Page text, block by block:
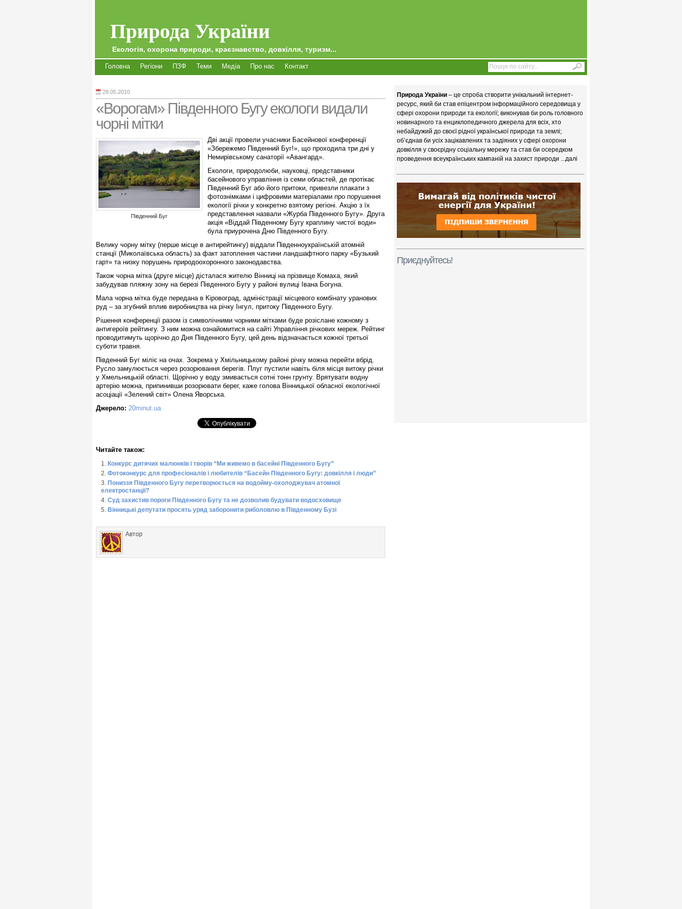
Природа України
Екологія, охорона природи, краєзнавство, довкілля, туризм...
Головна Регіони ПЗФ Теми Медіа Про нас Контакт
28.05.2010
«Ворогам» Південного Бугу екологи видали
чорні мітки
Південний Буг
Дві акції провели учасники Басейнової конференції
«Збережемо Південний Буг!», що проходила три дні у
Немирівському санаторії «Авангард».
Екологи, природолюби, науковці, представники
басейнового управління із семи областей, де протікає
Південний Буг або його притоки, привезли плакати з
фотознімками і цифровими матеріалами про порушення
екології річки у конкретно взятому регіоні. Акцію з їх
представлення назвали «Журба Південного Бугу». Друга
акція «Віддай Південному Бугу краплину чистої води»
була приурочена Дню Південного Бугу.
Велику чорну мітку (перше місце в антирейтингу) віддали Південноукраїнській атомній
станції (Миколаївська область) за факт затоплення частини ландшафтного парку «Бузький
гарт» та низку порушень природоохоронного законодавства.
Також чорна мітка (друге місце) дісталася жителю Вінниці на прізвище Комаха, який
забудував пляжну зону на березі Південного Бугу у районі вулиці Івана Богуна.
Мала чорна мітка буде передана в Кіровоград, адміністрації місцевого комбінату уранових
руд – за згубний вплив виробництва на річку Інгул, притоку Південного Бугу.
Рішення конференції разом із символічними чорними мітками буде розіслане кожному з
антигероїв рейтингу. З ним можна ознайомитися на сайті Управління річкових мереж. Рейтинг
проводитимуть щорічно до Дня Південного Бугу, цей день відзначається кожної третьої
суботи травня.
Південний Буг міліє на очах. Зокрема у Хмільницькому районі річку можна перейти вбрід.
Русло замулюється через розорювання берегів. Плуг пустили навіть біля місця витоку річки
у Хмельницькій області. Щорічно у воду змивається сотні тонн грунту. Врятувати водну
артерію можна, припинивши розорювати берег, каже голова Вінницької обласної екологічної
асоціації «Зелений світ» Олена Яворська.
Джерело: 20minut.ua
Читайте також:
Конкурс дитячих малюнків і творів “Ми живемо в басейні Південного Бугу”
Фотоконкурс для професіоналів і любителів “Басейн Південного Бугу: довкілля і люди”
Пониззя Південного Бугу перетворюється на водойму-охолоджувач атомної
електростанцїї?
Суд захистив пороги Південного Бугу та не дозволив будувати водосховище
Вінницькі депутати просять уряд заборонити риболовлю в Південному Бузі
Автор
Природа України – це спроба створити унікальний інтернет-
ресурс, який би став епіцентром інформаційного середовища у
сфері охорони природи та екології; виконував би роль головного
новинарного та енциклопедичного джерела для всіх, хто
небайдужий до своєї рідної української природи та землі;
об’єднав би усіх зацікавлених та задіяних у сфері охорони
довкілля у своєрідну соціальну мережу та став би осередком
проведення всеукраїнських кампаній на захист природи ...далі
Приєднуйтесь!